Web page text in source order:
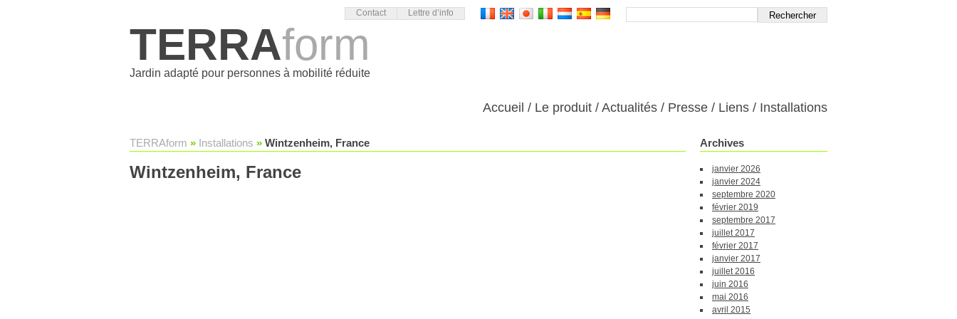
Contact Lettre d’info
TERRAform
Jardin adapté pour personnes à mobilité réduite
Accueil Le produit Actualités Presse Liens Installations
TERRAform » Installations » Wintzenheim, France
Wintzenheim, France
Archives
janvier 2026
janvier 2024
septembre 2020
février 2019
septembre 2017
juillet 2017
février 2017
janvier 2017
juillet 2016
juin 2016
mai 2016
avril 2015